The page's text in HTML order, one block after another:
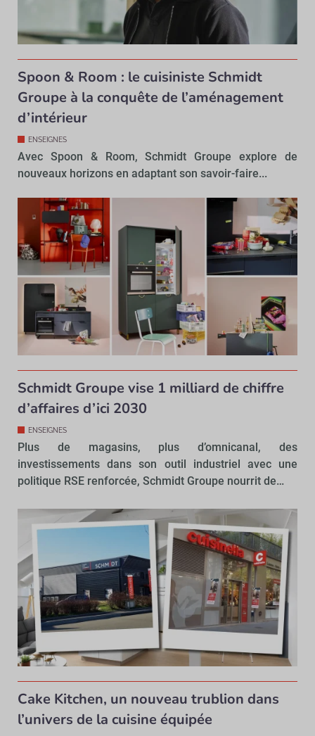
Spoon & Room : le cuisiniste Schmidt
Groupe à la conquête de l’aménagement
d’intérieur
ENSEIGNES
Avec Spoon & Room, Schmidt Groupe explore de
nouveaux horizons en adaptant son savoir-faire...
Schmidt Groupe vise 1 milliard de chiffre
d’affaires d’ici 2030
ENSEIGNES
Plus de magasins, plus d’omnicanal, des
investissements dans son outil industriel avec une
politique RSE renforcée, Schmidt Groupe nourrit de…
Cake Kitchen, un nouveau trublion dans
l’univers de la cuisine équipée